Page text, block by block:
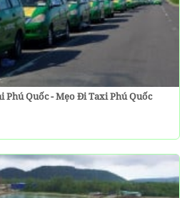
Phú Quốc - Mẹo Đi Taxi Phú Quốc